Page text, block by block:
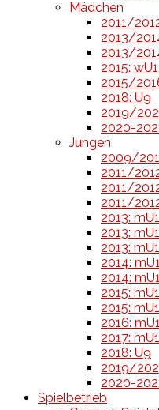
Mädchen
2011/
2013/
2013/
2015:
2015/
2018: U9
2019/
2020-
Jungen
2009/
2011/
2011/
2011/
2013:
2013:
2013:
2014:
2014:
2015:
2015:
2016:
2017:
2018: U9
2019/
2020-
Spielbetrieb